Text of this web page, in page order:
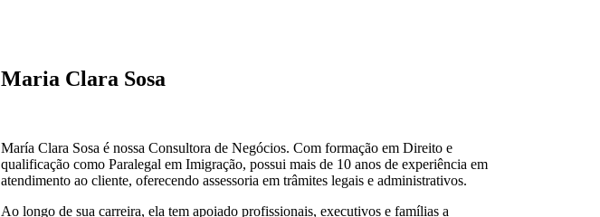
Maria Clara Sosa
María Clara Sosa é nossa Consultora de Negócios. Com formação em Direito e
qualificação como Paralegal em Imigração, possui mais de 10 anos de experiência em
atendimento ao cliente, oferecendo assessoria em trâmites legais e administrativos.
Ao longo de sua carreira, ela tem apoiado profissionais, executivos e famílias a